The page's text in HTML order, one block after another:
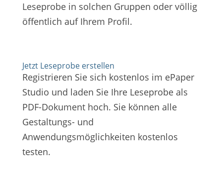
Leseprobe in solchen Gruppen oder völlig
öffentlich auf Ihrem Profil.
Jetzt Leseprobe erstellen
Registrieren Sie sich kostenlos im ePaper
Studio und laden Sie Ihre Leseprobe als
PDF-Dokument hoch. Sie können alle
Gestaltungs- und
Anwendungsmöglichkeiten kostenlos
testen.